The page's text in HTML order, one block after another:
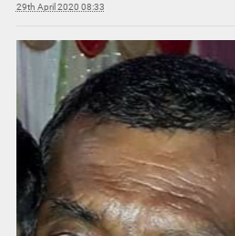
29th April 2020 08:33